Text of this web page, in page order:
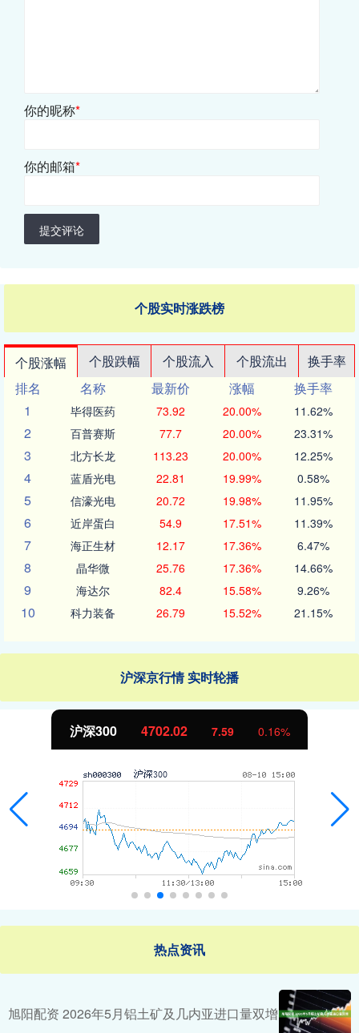
你的昵称*
你的邮箱*
提交评论
个股实时涨跌榜
个股涨幅 个股跌幅 个股流入 个股流出
换手率
排名
名称 最新价 涨幅
换手率
1
毕得医药 73.92 20.00% 11.62%
2 百普赛斯 77.7 20.00% 23.31%
3 北方长龙 113.23 20.00% 12.25%
4 蓝盾光电 22.81 19.99% 0.58%
5 信濠光电 20.72 19.98% 11.95%
6 近岸蛋白 54.9 17.51% 11.39%
7 海正生材 12.17 17.36% 6.47%
8 晶华微 25.76 17.36% 14.66%
9 海达尔 82.4 15.58% 9.26%
10 科力装备 26.79 15.52% 21.15%
沪深京行情 实时轮播
4702.02 7.59 0.16%
热点资讯
旭阳配资 2026年5月铝土矿及几内亚进口量双增